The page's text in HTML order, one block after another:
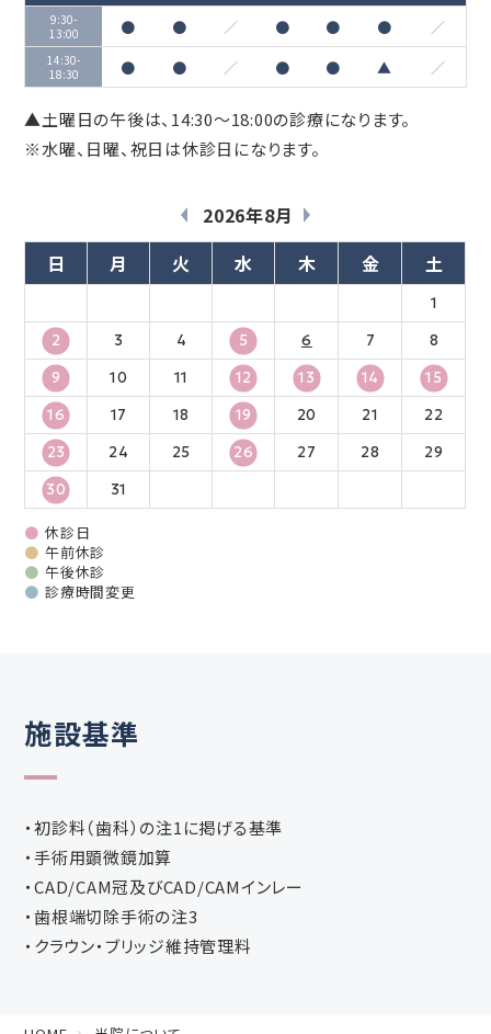
9:30-
13:00
● ● ／ ● ● ● ／
14:30-
18:30
● ● ／ ● ● ▲ ／
▲土曜日の午後は、14:30～18:00の診療になります。
※水曜、日曜、祝日は休診日になります。
«
2026年8月
日 月 火 水 木 金 土
1
2
3 4 5 6 7
8
9
10 11 12 13 14
15
16
17 18 19 20 21
22
23
24 25 26 27 28
29
30
31
● 休診日
● 午前休診
● 午後休診
● 診療時間変更
施設基準
・初診料（歯科）の注1に掲げる基準
・手術用顕微鏡加算
・CAD/CAM冠及びCAD/CAMインレー
・歯根端切除手術の注3
・クラウン・ブリッジ維持管理料